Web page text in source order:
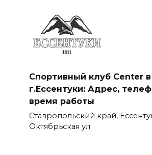
Спортивный клуб Center в
г.Ессентуки: Адрес,
время работы
Ставропольский край,
Октябрьская ул.